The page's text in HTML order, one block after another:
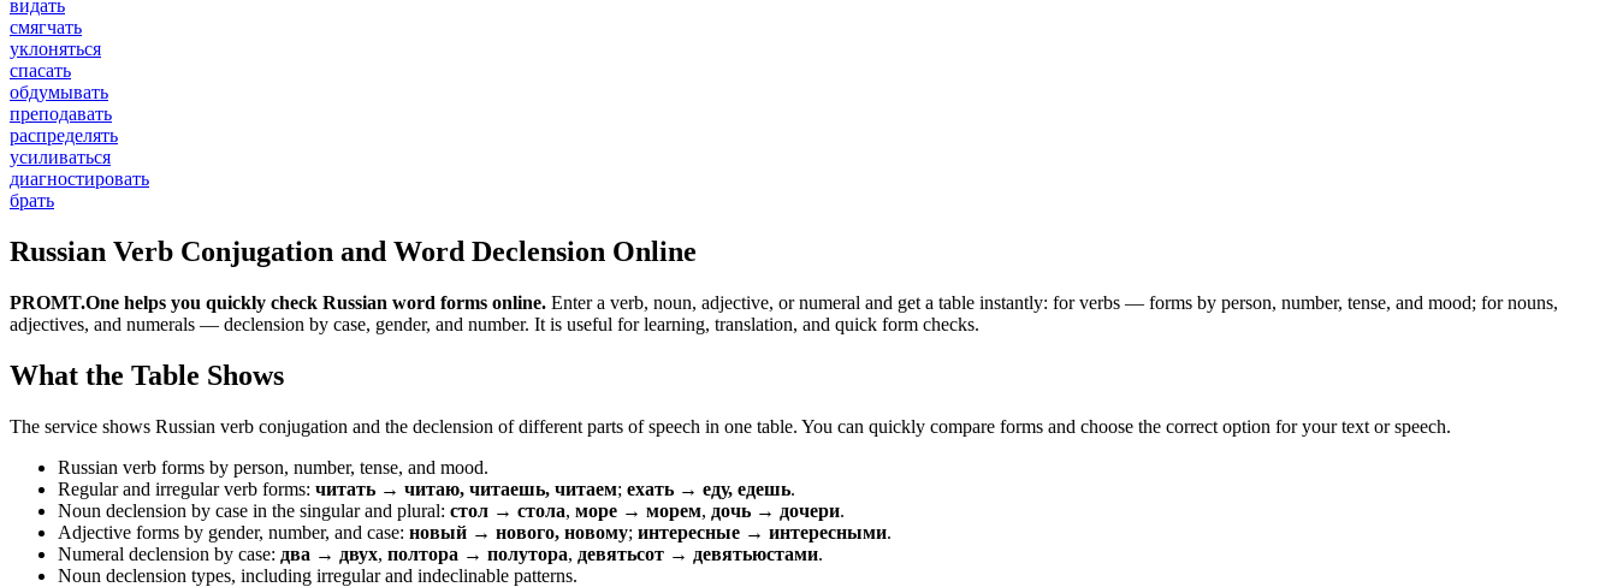
видать
смягчать
уклоняться
спасать
обдумывать
преподавать
распределять
усиливаться
диагностировать
брать
Russian Verb Conjugation and Word Declension Online
PROMT.One helps you quickly check Russian word forms online. Enter a verb, noun, adjective, or numeral and get a table instantly: for verbs — forms by person, number, tense, and mood; for nouns,
adjectives, and numerals — declension by case, gender, and number. It is useful for learning, translation, and quick form checks.
What the Table Shows
The service shows Russian verb conjugation and the declension of different parts of speech in one table. You can quickly compare forms and choose the correct option for your text or speech.
Russian verb forms by person, number, tense, and mood.
Regular and irregular verb forms: читать → читаю, читаешь, читаем; ехать → еду, едешь.
Noun declension by case in the singular and plural: стол → стола, море → морем, дочь → дочери.
Adjective forms by gender, number, and case: новый → нового, новому; интересные → интересными.
Numeral declension by case: два → двух, полтора → полутора, девятьсот → девятьюстами.
Noun declension types, including irregular and indeclinable patterns.